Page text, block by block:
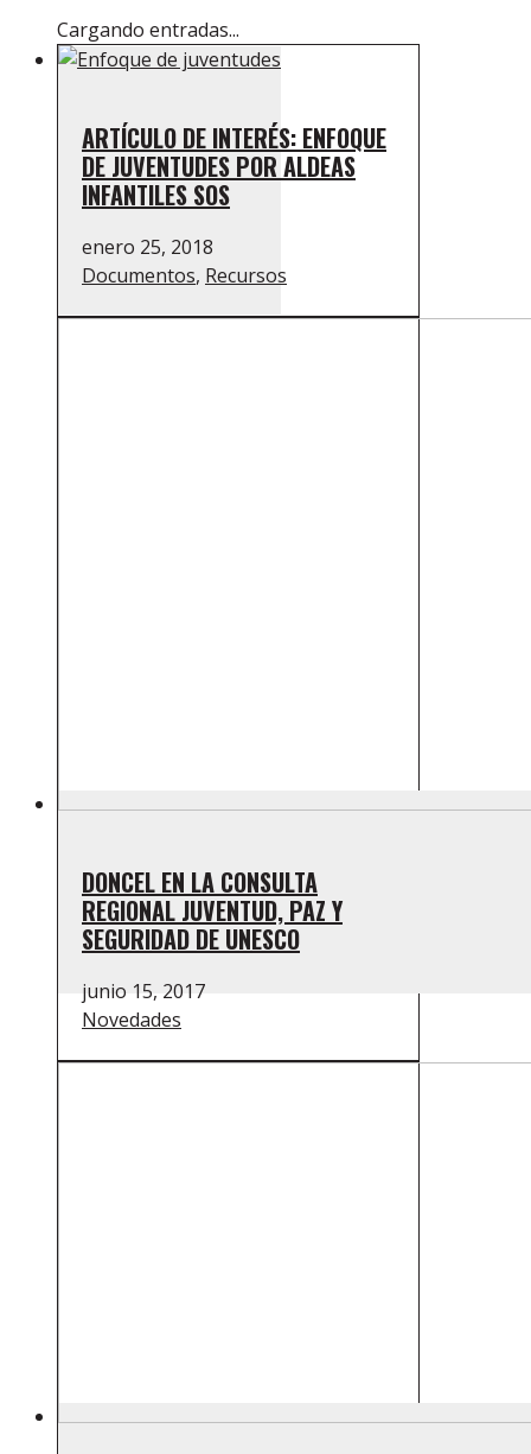
Cargando entradas...
ARTÍCULO DE INTERÉS: ENFOQUE
DE JUVENTUDES POR ALDEAS
INFANTILES SOS
enero 25, 2018
Documentos, Recursos
DONCEL EN LA CONSULTA
REGIONAL JUVENTUD, PAZ Y
SEGURIDAD DE UNESCO
junio 15, 2017
Novedades